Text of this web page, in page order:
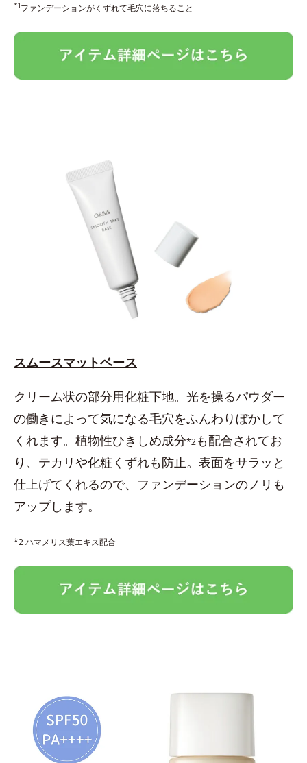
*1ファンデーションがくずれて毛穴に落ちること
スムースマットベース
クリーム状の部分用化粧下地。光を操るパウダー
の働きによって気になる毛穴をふんわりぼかして
くれます。植物性ひきしめ成分*2も配合されてお
り、テカリや化粧くずれも防止。表面をサラッと
仕上げてくれるので、ファンデーションのノリも
アップします。
*2 ハマメリス葉エキス配合